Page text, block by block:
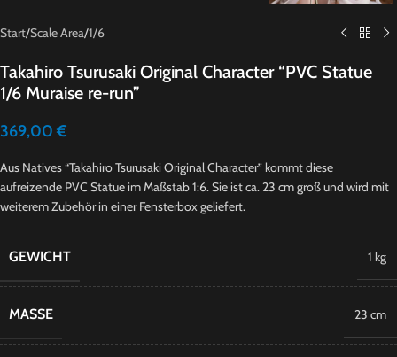
Start/Scale Area/1/6
Takahiro Tsurusaki Original Character “PVC Statue
1/6 Muraise re-run”
369,00 €
Aus Natives “Takahiro Tsurusaki Original Character” kommt diese
aufreizende PVC Statue im Maßstab 1:6. Sie ist ca. 23 cm groß und wird mit
weiterem Zubehör in einer Fensterbox geliefert.
GEWICHT 1 kg
MASSE 23 cm